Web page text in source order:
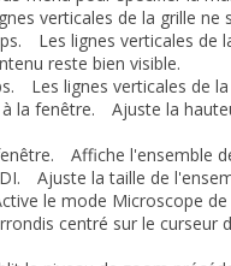
verticales de la grille ne
Les lignes verticales de
reste bien visible.
Les lignes verticales de
la fenêtre. Ajuste la
Affiche l'ensemble
Ajuste la taille de
le mode Microscope de
centré sur le curseur